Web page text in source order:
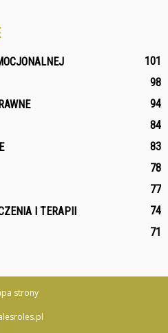
101
98
94
84
83
78
77
I TERAPII
74
71
strony